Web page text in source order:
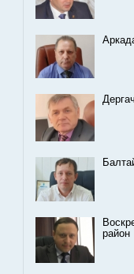
район